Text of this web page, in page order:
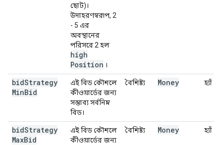
ছোট)।
উদাহরণস্বরূপ, 2
- 5 এর
অবস্থানের
পরিসরে 2 হল
high
Position ।
bidStrategy
MinBid
এই বিড কৌশলে
কীওয়ার্ডের জন্য
সম্ভাব্য সর্বনিম্ন
বিড।
বৈশিষ্ট্য Money হ্যাঁ
bidStrategy
MaxBid
এই বিড কৌশলে
কীওয়ার্ডের জন্য
বৈশিষ্ট্য Money হ্যাঁ